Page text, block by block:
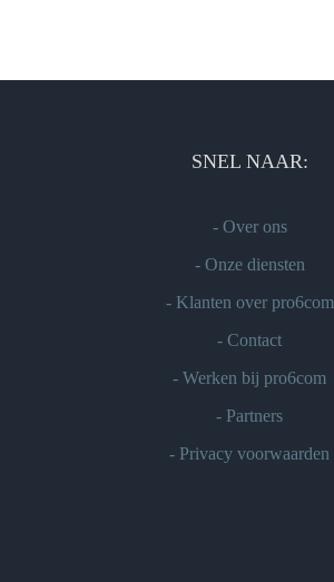
SNEL NAAR:
- Over ons
- Onze diensten
- Klanten over pro6com
- Contact
- Werken bij pro6com
- Partners
- Privacy voorwaarden